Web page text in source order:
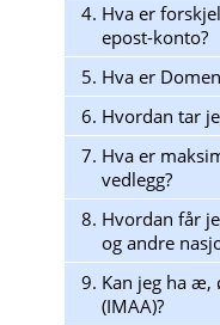
4. Hva er
epost-konto?
5. Hva er
6. Hvordan tar
7. Hva er
vedlegg?
8. Hvordan får
og andre
9. Kan jeg ha æ,
(IMAA)?